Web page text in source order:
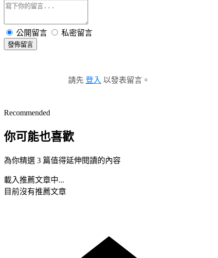
公開留言 私密留言
發佈留言
請先 登入 以發表留言。
Recommended
你可能也喜歡
為你精選 3 篇值得延伸閱讀的內容
載入推薦文章中...
目前沒有推薦文章